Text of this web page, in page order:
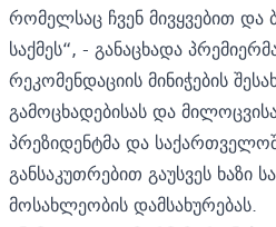
რომელსაც ჩვენ მივყვებით
საქმეს“, - განაცხადა
რეკომენდაციის მინიჭების
გამოცხადებისას და
პრეზიდენტმა და
განსაკუთრებით გაუსვეს ხაზი
მოსახლეობის დამსახურებას.